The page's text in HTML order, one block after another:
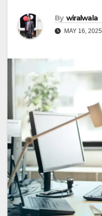
By wiralwala
MAY 16, 2025